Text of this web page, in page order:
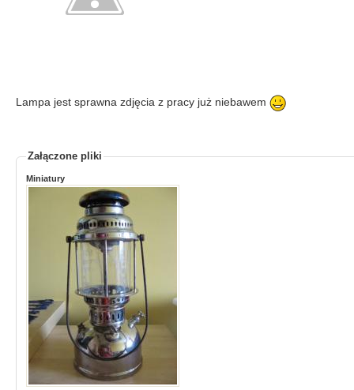
Lampa jest sprawna zdjęcia z pracy już niebawem
Załączone pliki
Miniatury